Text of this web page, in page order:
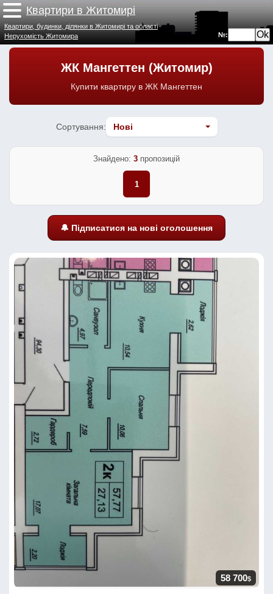
Квартири в Житомирі
№:
Квартири, будинки, ділянки в Житомирі та області
Нерухомість Житомира
ЖК Мангеттен (Житомир)
Купити квартиру в ЖК Мангеттен
Сортування:
Знайдено: 3 пропозицій
1
🔔 Підписатися на нові оголошення
58 700$